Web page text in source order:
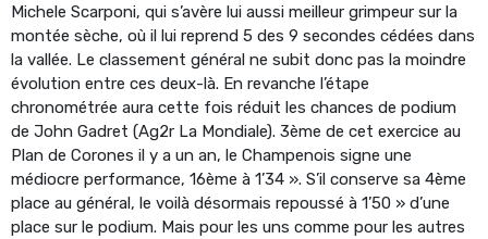
Michele Scarponi, qui s’avère lui aussi meilleur grimpeur sur la
montée sèche, où il lui reprend 5 des 9 secondes cédées dans
la vallée. Le classement général ne subit donc pas la moindre
évolution entre ces deux-là. En revanche l’étape
chronométrée aura cette fois réduit les chances de podium
de John Gadret (Ag2r La Mondiale). 3ème de cet exercice au
Plan de Corones il y a un an, le Champenois signe une
médiocre performance, 16ème à 1’34 ». S’il conserve sa 4ème
place au général, le voilà désormais repoussé à 1’50 » d’une
place sur le podium. Mais pour les uns comme pour les autres